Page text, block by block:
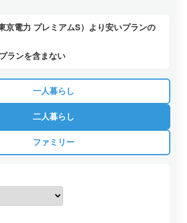
京電力 プレミアムS）より安いプランの
ランを含まない
一人暮らし
二人暮らし
ファミリー